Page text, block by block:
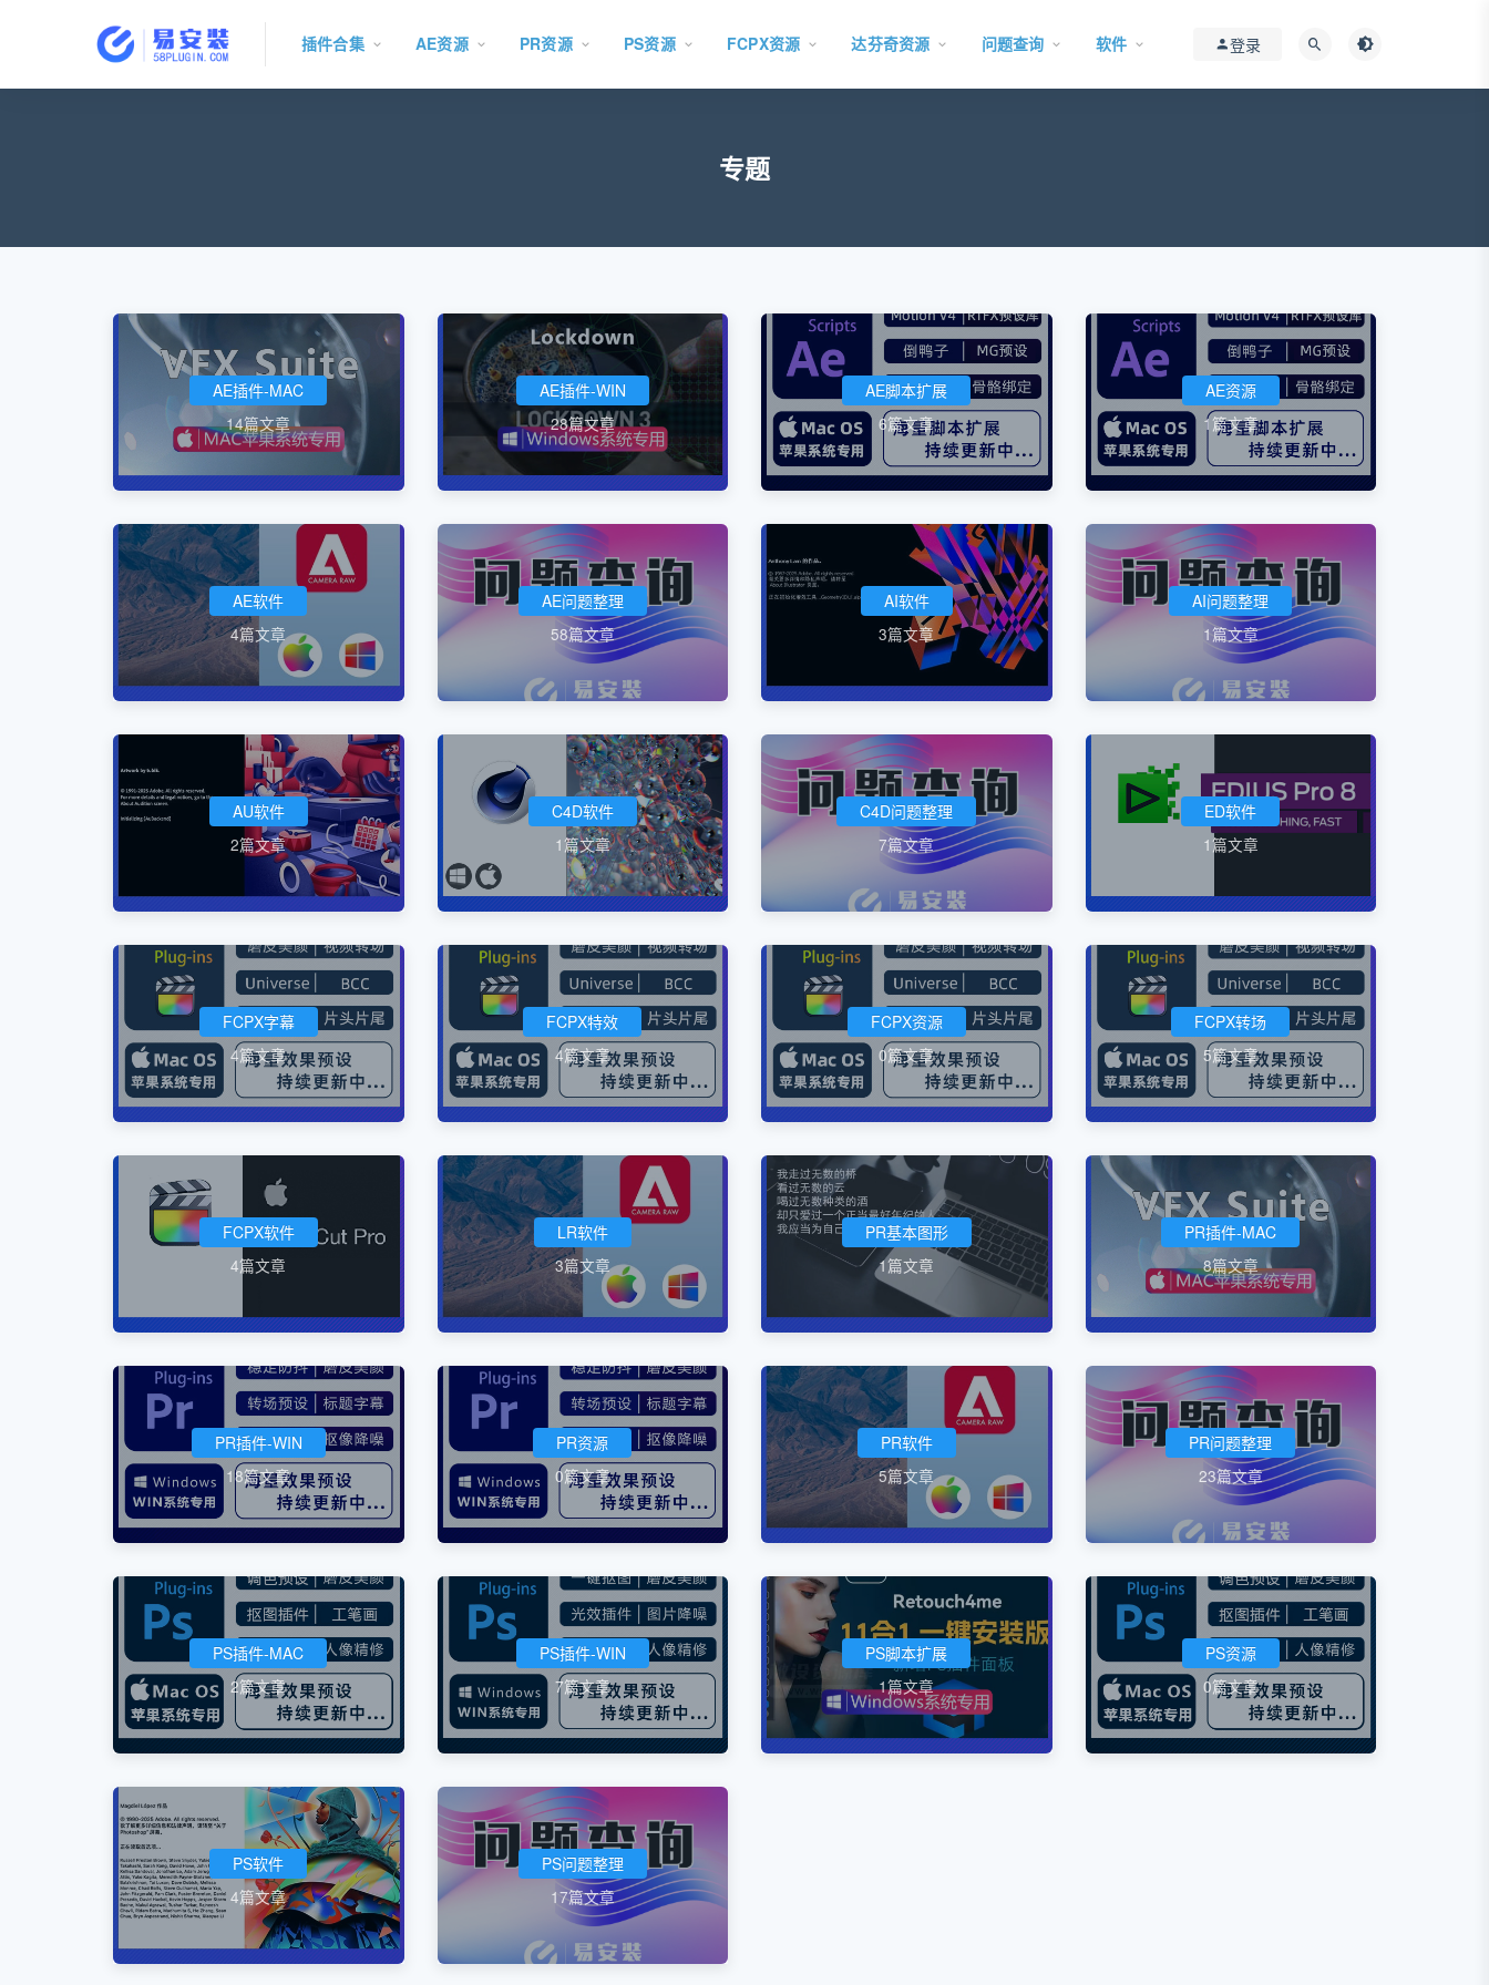
插件合集 AE资源 PR资源 PS资源 FCPX资源 达芬奇资源 问题查询 软件 登录
专题
AE插件-MAC
14篇文章
AE插件-WIN
28篇文章
AE脚本扩展
6篇文章
AE资源
1篇文章
AE软件
4篇文章
AE问题整理
58篇文章
AI软件
3篇文章
AI问题整理
1篇文章
AU软件
2篇文章
C4D软件
1篇文章
C4D问题整理
7篇文章
ED软件
1篇文章
FCPX字幕
4篇文章
FCPX特效
4篇文章
FCPX资源
0篇文章
FCPX转场
5篇文章
FCPX软件
4篇文章
LR软件
3篇文章
PR基本图形
1篇文章
PR插件-MAC
8篇文章
PR插件-WIN
18篇文章
PR资源
0篇文章
PR软件
5篇文章
PR问题整理
23篇文章
PS插件-MAC
2篇文章
PS插件-WIN
7篇文章
PS脚本扩展
1篇文章
PS资源
0篇文章
PS软件
4篇文章
PS问题整理
17篇文章